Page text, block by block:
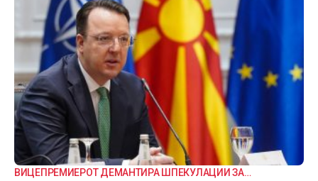
ВИЦЕПРЕМИЕРОТ ДЕМАНТИРА ШПЕКУЛАЦИИ ЗА